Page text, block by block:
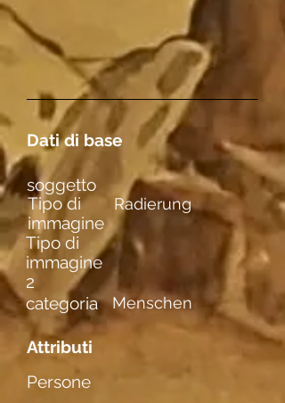
Dati di base
Tipo di
immagine
Radierung
Tipo di
immagine
2
categoria
Menschen
Attributi
Persone
soggetto